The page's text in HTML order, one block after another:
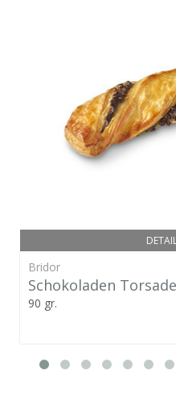
Bridor
Schokoladen
90 gr.